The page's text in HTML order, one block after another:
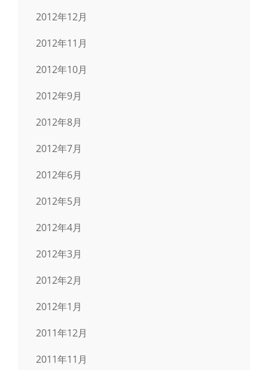
2012年12月
2012年11月
2012年10月
2012年9月
2012年8月
2012年7月
2012年6月
2012年5月
2012年4月
2012年3月
2012年2月
2012年1月
2011年12月
2011年11月